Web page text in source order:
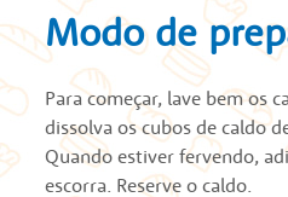
Modo de
Para começar, lave bem os
dissolva os cubos de caldo
Quando estiver fervendo,
escorra. Reserve o caldo.